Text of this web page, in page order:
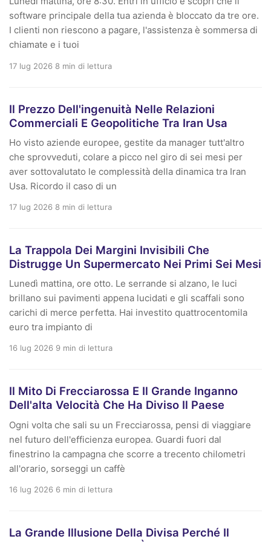
software principale della tua azienda è bloccato da tre ore.
I clienti non riescono a pagare, l'assistenza è sommersa di
chiamate e i tuoi
17 lug 2026 8 min di lettura
Il Prezzo Dell'ingenuità Nelle Relazioni
Commerciali E Geopolitiche Tra Iran Usa
Ho visto aziende europee, gestite da manager tutt'altro
che sprovveduti, colare a picco nel giro di sei mesi per
aver sottovalutato le complessità della dinamica tra Iran
Usa. Ricordo il caso di un
17 lug 2026 8 min di lettura
La Trappola Dei Margini Invisibili Che
Distrugge Un Supermercato Nei Primi Sei Mesi
Lunedì mattina, ore otto. Le serrande si alzano, le luci
brillano sui pavimenti appena lucidati e gli scaffali sono
carichi di merce perfetta. Hai investito quattrocentomila
euro tra impianto di
16 lug 2026 9 min di lettura
Il Mito Di Frecciarossa E Il Grande Inganno
Dell'alta Velocità Che Ha Diviso Il Paese
Ogni volta che sali su un Frecciarossa, pensi di viaggiare
nel futuro dell'efficienza europea. Guardi fuori dal
finestrino la campagna che scorre a trecento chilometri
all'orario, sorseggi un caffè
16 lug 2026 6 min di lettura
La Grande Illusione Della Divisa Perché Il